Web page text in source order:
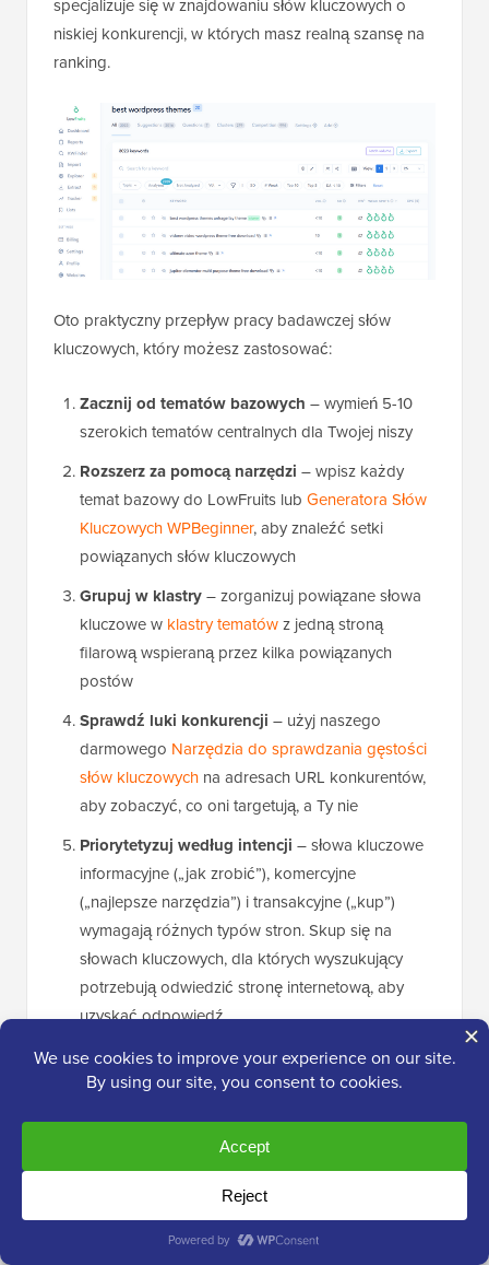
specjalizuje się w znajdowaniu słów kluczowych o
niskiej konkurencji, w których masz realną szansę na
ranking.
Oto praktyczny przepływ pracy badawczej słów
kluczowych, który możesz zastosować:
Zacznij od tematów bazowych – wymień 5-10
szerokich tematów centralnych dla Twojej niszy
Rozszerz za pomocą narzędzi – wpisz każdy
temat bazowy do LowFruits lub Generatora Słów
Kluczowych WPBeginner, aby znaleźć setki
powiązanych słów kluczowych
Grupuj w klastry– zorganizuj powiązane słowa
kluczowe w klastry tematówz jedną stroną
filarową wspieraną przez kilka powiązanych
postów
Sprawdź luki konkurencji – użyj naszego
darmowego Narzędzia do sprawdzania gęstości
słów kluczowych na adresach URL konkurentów,
aby zobaczyć, co oni targetują, a Ty nie
Priorytetyzuj według intencji – słowa kluczowe
informacyjne („jak zrobić”), komercyjne
(„najlepsze narzędzia”) i transakcyjne („kup”)
wymagają różnych typów stron. Skup się na
słowach kluczowych, dla których wyszukujący
potrzebują odwiedzić stronę internetową, aby
uzyskać odpowiedź.
LowFruits zawiera również funkcję grupowania słów
kluczowych, która pomaga grupować powiązane
słowa kluczowe razem, co wzmacnia Twoją pozycję w
danym temacie i pomaga Ci uzyskać ranking dla
wielu terminów przy mniejszej liczbie artykułów.
Jeśli chcesz darmowych alternatyw, oto dwie, które